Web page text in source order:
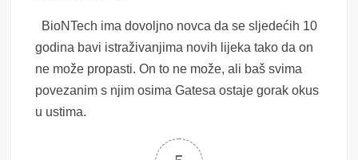
BioNTech ima dovoljno novca da se sljedećih 10
godina bavi istraživanjima novih lijeka tako da on
ne može propasti. On to ne može, ali baš svima
povezanim s njim osima Gatesa ostaje gorak okus
u ustima.